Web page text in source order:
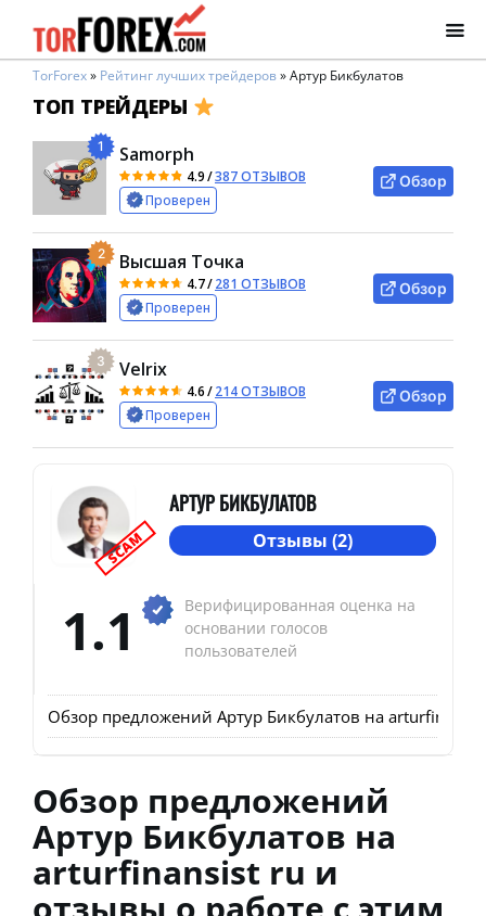
TorForex» Рейтинг лучших трейдеров»Артур Бикбулатов
ТОП ТРЕЙДЕРЫ
1 Samorph
4.9/387 ОТЗЫВОВ
Проверен
Обзор
2 Высшая Точка
4.7/281 ОТЗЫВОВ
Проверен
Обзор
3 Velrix
4.6/214 ОТЗЫВОВ
Проверен
Обзор
SCAM
АРТУР БИКБУЛАТОВ
Отзывы (2)
1.1
Верифицированная оценка на
основании голосов
пользователей
Обзор предложений Артур Бикбулатов на
Обзор предложений
Артур Бикбулатов на
arturfinansist ru и